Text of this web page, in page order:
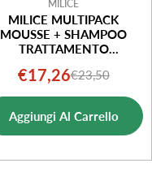
MILICE
MILICE MULTIPACK
MOUSSE + SHAMPOO
TRATTAMENTO
Prezzo
di
vendita
€17,26Prezzo
normale
€23,50
Aggiungi Al Carrello